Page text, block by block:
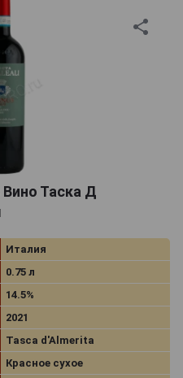
Таска Д
Италия
0.75 л
14.5%
2021
Tasca d'Almerita
Красное сухое